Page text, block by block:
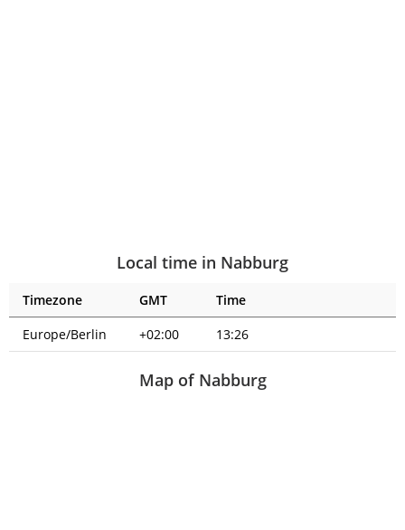
Local time in Nabburg
Timezone GMT
Time
Europe/Berlin
+02:00 13:26
Map of Nabburg